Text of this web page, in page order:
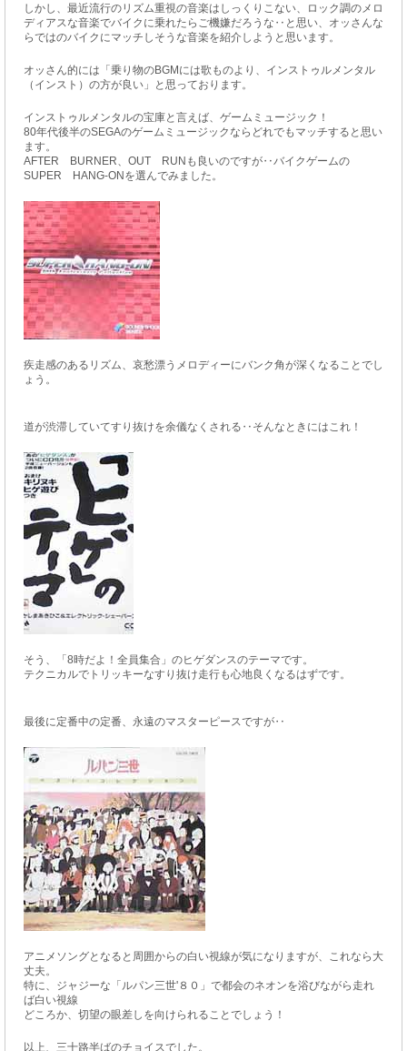
しかし、最近流行のリズム重視の音楽はしっくりこない、ロック調のメロ
ディアスな音楽でバイクに乗れたらご機嫌だろうな‥と思い、オッさんな
らではのバイクにマッチしそうな音楽を紹介しようと思います。
オッさん的には「乗り物のBGMには歌ものより、インストゥルメンタル
（インスト）の方が良い」と思っております。
インストゥルメンタルの宝庫と言えば、ゲームミュージック！
80年代後半のSEGAのゲームミュージックならどれでもマッチすると思い
ます。
AFTER BURNER、OUT RUNも良いのですが‥バイクゲームの
SUPER HANG-ONを選んでみました。
疾走感のあるリズム、哀愁漂うメロディーにバンク角が深くなることでし
ょう。
道が渋滞していてすり抜けを余儀なくされる‥そんなときにはこれ！
そう、「8時だよ！全員集合」のヒゲダンスのテーマです。
テクニカルでトリッキーなすり抜け走行も心地良くなるはずです。
最後に定番中の定番、永遠のマスターピースですが‥
アニメソングとなると周囲からの白い視線が気になりますが、これなら大
丈夫。
特に、ジャジーな「ルパン三世'８０」で都会のネオンを浴びながら走れ
ば白い視線
どころか、切望の眼差しを向けられることでしょう！
以上、三十路半ばのチョイスでした。